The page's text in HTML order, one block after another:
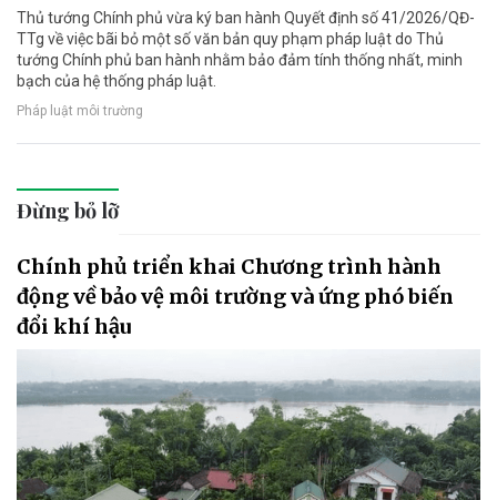
Thủ tướng Chính phủ vừa ký ban hành Quyết định số 41/2026/QĐ-
TTg về việc bãi bỏ một số văn bản quy phạm pháp luật do Thủ
tướng Chính phủ ban hành nhằm bảo đảm tính thống nhất, minh
bạch của hệ thống pháp luật.
Pháp luật môi trường
Đừng bỏ lỡ
Chính phủ triển khai Chương trình hành
động về bảo vệ môi trường và ứng phó biến
đổi khí hậu